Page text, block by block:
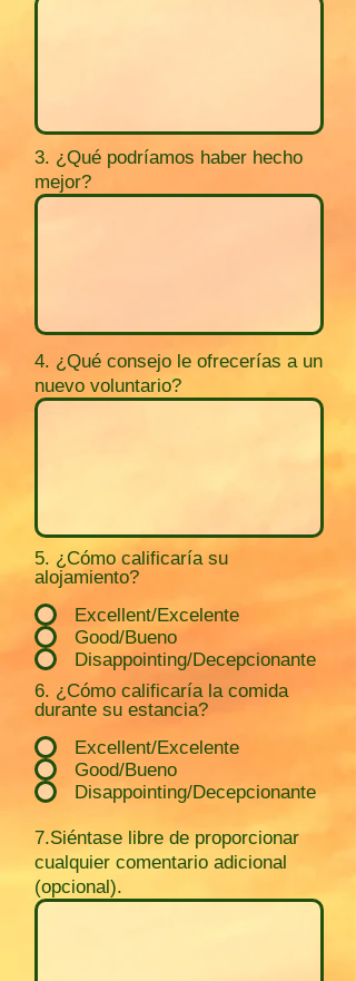
3. ¿Qué podríamos haber hecho
mejor?
4. ¿Qué consejo le ofrecerías a un
nuevo voluntario?
5. ¿Cómo calificaría su
alojamiento?
Excellent/Excelente
Good/Bueno
Disappointing/Decepcionante
6. ¿Cómo calificaría la comida
durante su estancia?
Excellent/Excelente
Good/Bueno
Disappointing/Decepcionante
7.Siéntase libre de proporcionar
cualquier comentario adicional
(opcional).